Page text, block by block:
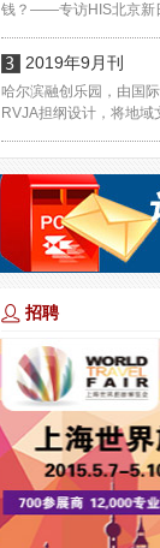
钱？——专访HIS北京新
2019年9月刊
哈尔滨融创乐园，由国
RVJA担纲设计，将地域
招聘